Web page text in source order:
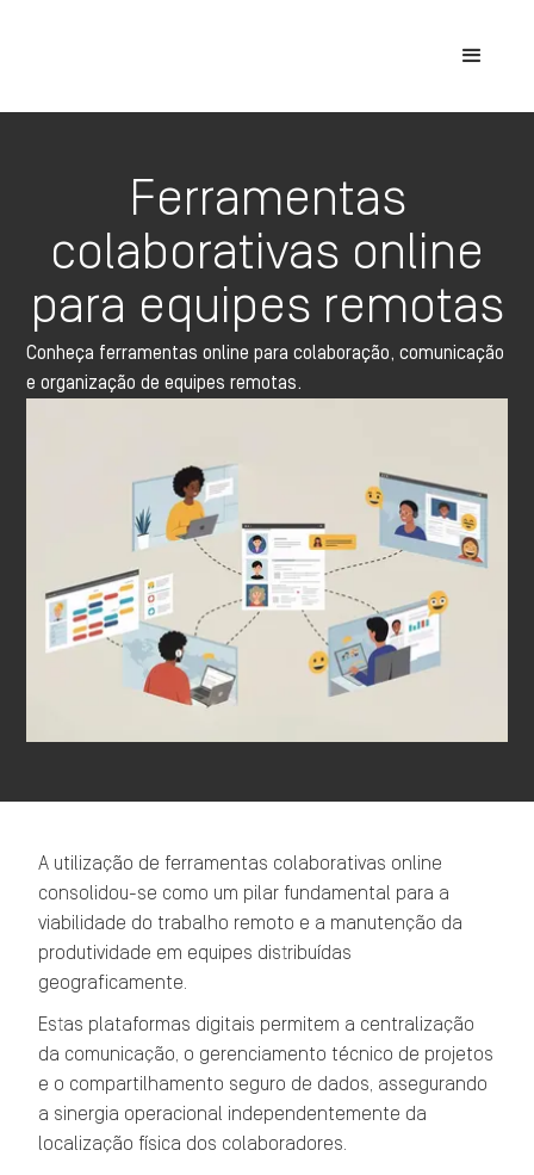
Ferramentas
colaborativas online
para equipes remotas
Conheça ferramentas online para colaboração, comunicação
e organização de equipes remotas.
A utilização de ferramentas colaborativas online
consolidou-se como um pilar fundamental para a
viabilidade do trabalho remoto e a manutenção da
produtividade em equipes distribuídas
geograficamente.
Estas plataformas digitais permitem a centralização
da comunicação, o gerenciamento técnico de projetos
e o compartilhamento seguro de dados, assegurando
a sinergia operacional independentemente da
localização física dos colaboradores.